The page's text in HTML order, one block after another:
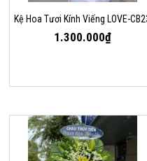
Kệ Hoa Tươi Kính Viếng LOVE-
1.300.000₫